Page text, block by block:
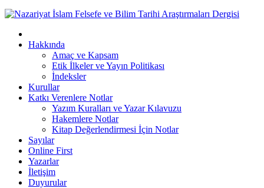
Hakkında
Amaç ve Kapsam
Etik İlkeler ve Yayın Politikası
İndeksler
Kurullar
Katkı Verenlere Notlar
Yazım Kuralları ve Yazar Kılavuzu
Hakemlere Notlar
Kitap Değerlendirmesi İçin Notlar
Sayılar
Online First
Yazarlar
İletişim
Duyurular